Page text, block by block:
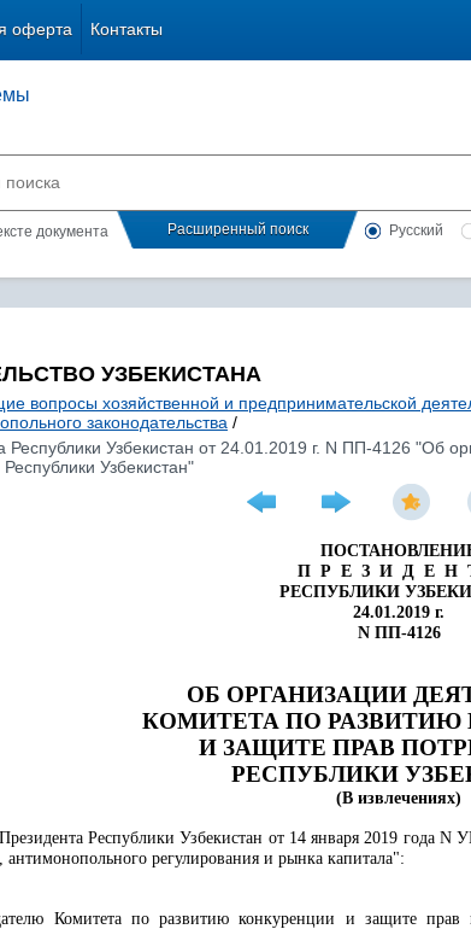
оферта Контакты
документа Расширенный поиск Русский
УЗБЕКИСТАНА
вопросы хозяйственной и предпринимательской
законодательства /
Узбекистан от 24.01.2019 г. N ПП-4126 "Об
Узбекистан"
П Р Е З И Д Е Н
РЕСПУБЛИКИ
24.01.2019 г.
N ПП-4126
ОБ ОРГАНИЗАЦИИ
КОМИТЕТА ПО РАЗВИТИЮ
И ЗАЩИТЕ ПРАВ
РЕСПУБЛИКИ
(В извлечениях)
Республики Узбекистан от 14 января 2019 года
антимонопольного регулирования и рынка капитала":
Комитета по развитию конкуренции и защите